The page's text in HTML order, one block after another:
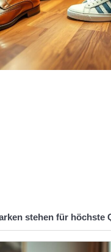
stehen für höchste